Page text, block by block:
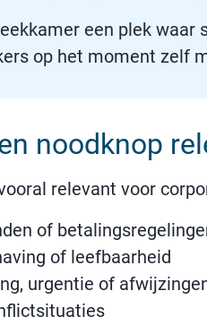
een plek waar
op het moment zelf
noodknop
relevant voor
of
of leefbaarheid
urgentie of